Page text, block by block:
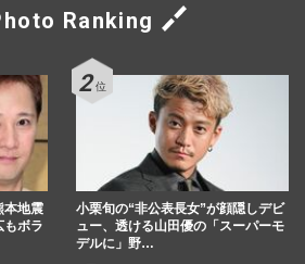
Ranking
本地震
もボラ
小栗旬の“非公表長女”が顔隠しデビ
ュー、透ける山田優の「スーパーモ
デルに」野…